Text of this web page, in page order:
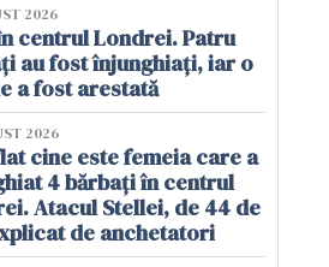
2026
centrul Londrei. Patru
au fost înjunghiați, iar o
a fost arestată
2026
cine este femeia care a
4 bărbați în centrul
Atacul Stellei, de 44 de
de anchetatori